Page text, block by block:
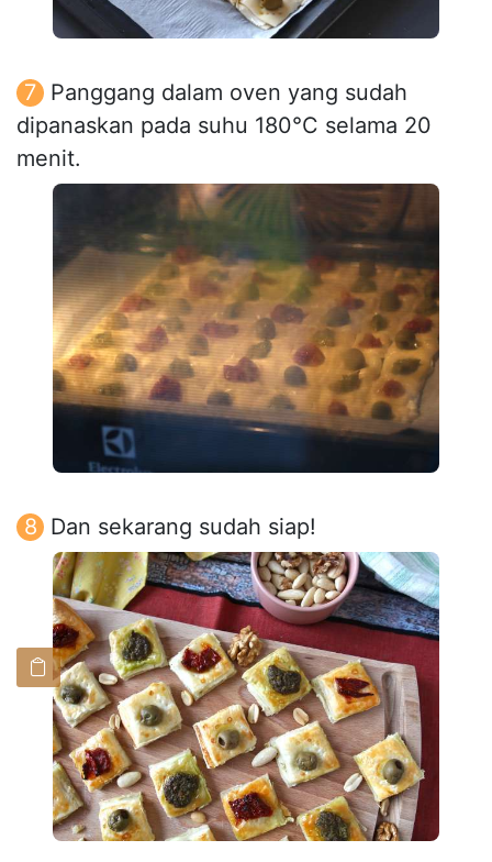
Panggang dalam oven yang sudah
dipanaskan pada suhu 180°C selama 20
menit.
Dan sekarang sudah siap!